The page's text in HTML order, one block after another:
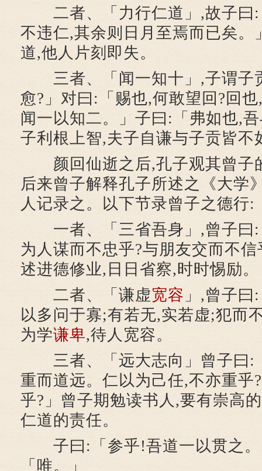
二者、「力行仁道」,故子曰:
不违仁,其余则日月至焉而已矣。
道,他人片刻即失。
三者、「闻一知十」,子谓子
愈?」对曰:「赐也,何敢望回?回
闻一以知二。」子曰:「弗如也,
子利根上智,夫子自谦与子贡皆不
颜回仙逝之后,孔子观其曾子
后来曾子解释孔子所述之《大学
人记录之。以下节录曾子之德行:
一者、「三省吾身」,曾子曰:
为人谋而不忠乎?与朋友交而不
述进德修业,日日省察,时时惕励。
二者、「谦虚宽容 」,曾子
以多问于寡;有若无,实若虚;犯而
为学谦卑,待人宽容。
三者、「远大志向」曾子曰:
重而道远。仁以为己任,不亦重乎
乎?」曾子期勉读书人,要有崇高
仁道的责任。
子曰:「参乎!吾道一以贯之。
「唯。」